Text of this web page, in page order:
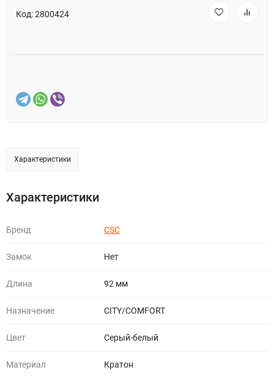
Код:2800424
Характеристики
Характеристики
Бренд CSC
Замок Нет
Длина 92 мм
Назначение CITY/COMFORT
Цвет Серый-белый
Материал Кратон